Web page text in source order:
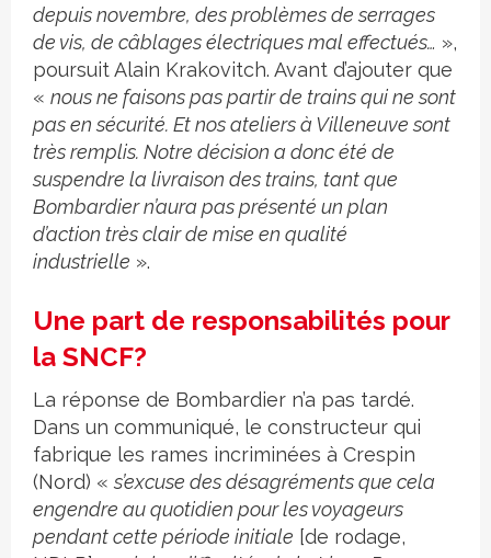
depuis novembre, des problèmes de serrages
de vis, de câblages électriques mal effectués… »,
poursuit Alain Krakovitch. Avant d’ajouter que
« nous ne faisons pas partir de trains qui ne sont
pas en sécurité. Et nos ateliers à Villeneuve sont
très remplis. Notre décision a donc été de
suspendre la livraison des trains, tant que
Bombardier n’aura pas présenté un plan
d’action très clair de mise en qualité
industrielle ».
Une part de responsabilités pour
la SNCF?
La réponse de Bombardier n’a pas tardé.
Dans un communiqué, le constructeur qui
fabrique les rames incriminées à Crespin
(Nord) «s’excuse des désagréments que cela
engendre au quotidien pour les voyageurs
pendant cette période initiale [de rodage,